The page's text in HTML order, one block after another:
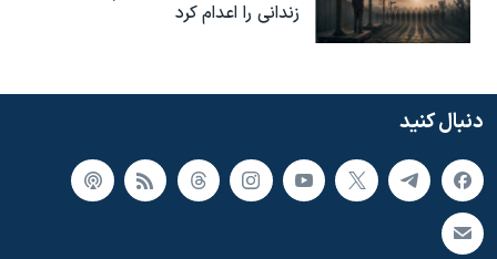
زندانی را اعدام کرد
دنبال کنید